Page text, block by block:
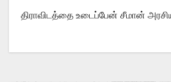
திராவிடத்தை உடைப்பேன் சீமான்